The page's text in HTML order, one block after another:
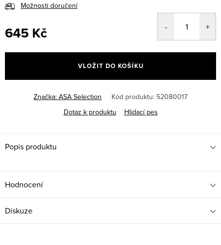
Možnosti doručení
645 Kč
cena:
VLOŽIT DO KOŠÍKU
Značka: ASA Selection Kód produktu: 52080017
Dotaz k produktu
Hlídací pes
Popis produktu
Hodnocení
Diskuze